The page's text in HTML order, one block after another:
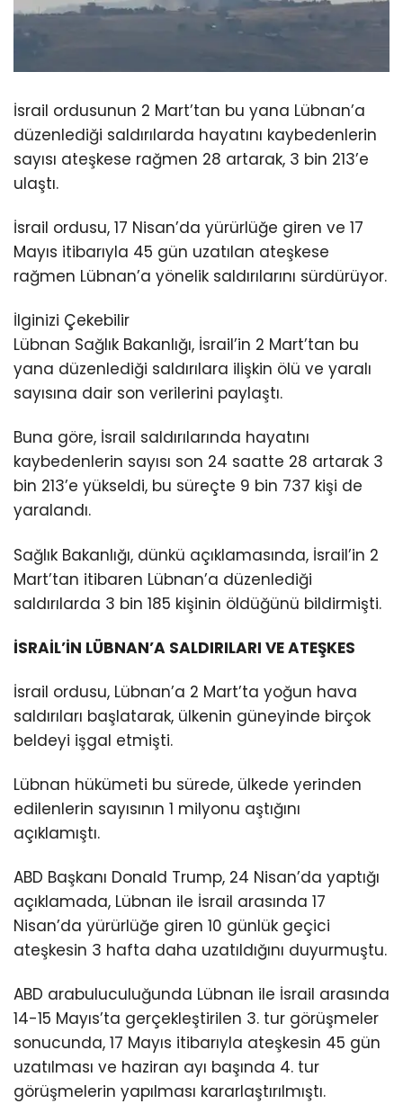
İsrail ordusunun 2 Mart’tan bu yana Lübnan’a
düzenlediği saldırılarda hayatını kaybedenlerin
sayısı ateşkese rağmen 28 artarak, 3 bin 213’e
ulaştı.
İsrail ordusu, 17 Nisan’da yürürlüğe giren ve 17
Mayıs itibarıyla 45 gün uzatılan ateşkese
rağmen Lübnan’a yönelik saldırılarını sürdürüyor.
İlginizi Çekebilir
Lübnan Sağlık Bakanlığı, İsrail’in 2 Mart’tan bu
yana düzenlediği saldırılara ilişkin ölü ve yaralı
sayısına dair son verilerini paylaştı.
Buna göre, İsrail saldırılarında hayatını
kaybedenlerin sayısı son 24 saatte 28 artarak 3
bin 213’e yükseldi, bu süreçte 9 bin 737 kişi de
yaralandı.
Sağlık Bakanlığı, dünkü açıklamasında, İsrail’in 2
Mart’tan itibaren Lübnan’a düzenlediği
saldırılarda 3 bin 185 kişinin öldüğünü bildirmişti.
İSRAİL’İN LÜBNAN’A SALDIRILARI VE ATEŞKES
İsrail ordusu, Lübnan’a 2 Mart’ta yoğun hava
saldırıları başlatarak, ülkenin güneyinde birçok
beldeyi işgal etmişti.
Lübnan hükümeti bu sürede, ülkede yerinden
edilenlerin sayısının 1 milyonu aştığını
açıklamıştı.
ABD Başkanı Donald Trump, 24 Nisan’da yaptığı
açıklamada, Lübnan ile İsrail arasında 17
Nisan’da yürürlüğe giren 10 günlük geçici
ateşkesin 3 hafta daha uzatıldığını duyurmuştu.
ABD arabuluculuğunda Lübnan ile İsrail arasında
14-15 Mayıs’ta gerçekleştirilen 3. tur görüşmeler
sonucunda, 17 Mayıs itibarıyla ateşkesin 45 gün
uzatılması ve haziran ayı başında 4. tur
görüşmelerin yapılması kararlaştırılmıştı.